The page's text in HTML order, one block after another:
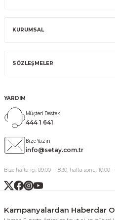
KURUMSAL
SÖZLEŞMELER
YARDIM
Müşteri Destek
444 1 641
Bize Yazın
info@setay.com.tr
Bize hafta içi: 09:00 - 18:30, hafta sonu: 10:00
Kampanyalardan Haberdar